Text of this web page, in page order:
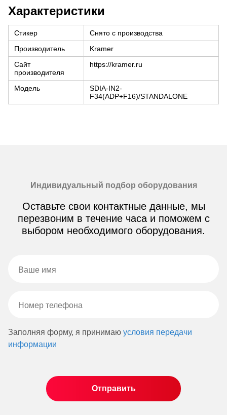
Характеристики
Стикер
Снято с производства
Производитель
Kramer
Сайт
производителя
https://kramer.ru
Модель
SDIA-IN2-
F34(ADP+F16)/STANDALONE
Индивидуальный подбор оборудования
Оставьте свои контактные данные, мы
перезвоним в течение часа и поможем с
выбором необходимого оборудования.
Заполняя форму, я принимаю условия передачи
информации